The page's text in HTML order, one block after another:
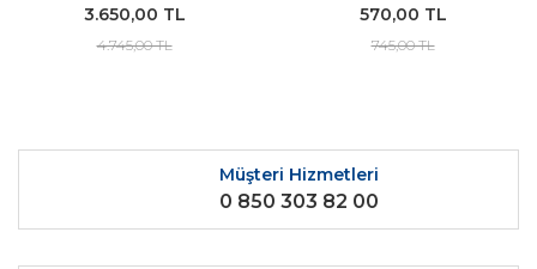
3.650,00 TL
4.745,00 TL
570,00 TL
745,00 TL
Müşteri Hizmetleri
0 850 303 82 00